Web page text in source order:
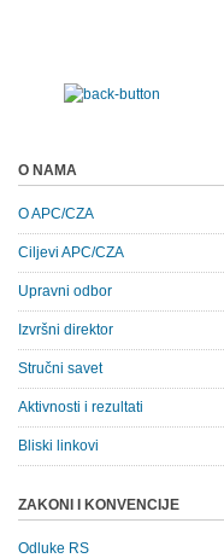
O NAMA
O APC/CZA
Ciljevi APC/CZA
Upravni odbor
Izvršni direktor
Stručni savet
Aktivnosti i rezultati
Bliski linkovi
ZAKONI I KONVENCIJE
Odluke RS